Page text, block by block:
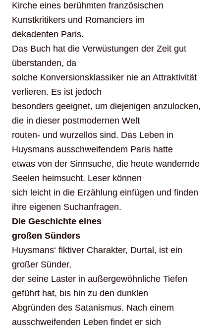
Kirche eines berühmten französischen
Kunstkritikers und Romanciers im
dekadenten Paris.
Das Buch hat die Verwüstungen der Zeit gut
überstanden, da
solche Konversionsklassiker nie an Attraktivität
verlieren. Es ist jedoch
besonders geeignet, um diejenigen anzulocken,
die in dieser postmodernen Welt
routen- und wurzellos sind. Das Leben in
Huysmans ausschweifendem Paris hatte
etwas von der Sinnsuche, die heute wandernde
Seelen heimsucht. Leser können
sich leicht in die Erzählung einfügen und finden
ihre eigenen Suchanfragen.
Die Geschichte eines
großen Sünders
Huysmans‘ fiktiver Charakter, Durtal, ist ein
großer Sünder,
der seine Laster in außergewöhnliche Tiefen
geführt hat, bis hin zu den dunklen
Abgründen des Satanismus. Nach einem
ausschweifenden Leben findet er sich